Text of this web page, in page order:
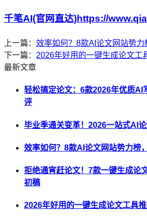
千笔AI(官网直达)https://
上一篇： 效率如何？8款AI论文网站势力
下一篇： 2026年好用的一键生成论文工
最新文章
轻松搞定论文：6款2026年优质AI
评
毕业季通关变革！2026一站式AI
效率如何？8款AI论文网站势力榜
拒绝通宵赶论文！7款一键生成论
初稿
2026年好用的一键生成论文工具